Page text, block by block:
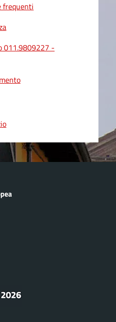
frequenti
011.9809227 -